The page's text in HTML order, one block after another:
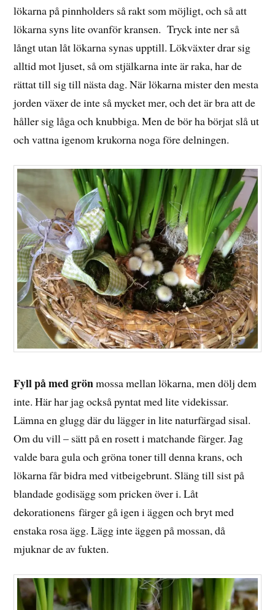
lökarna på pinnholders så rakt som möjligt, och så att
lökarna syns lite ovanför kransen. Tryck inte ner så
långt utan låt lökarna synas upptill. Lökväxter drar sig
alltid mot ljuset, så om stjälkarna inte är raka, har de
rättat till sig till nästa dag. När lökarna mister den mesta
jorden växer de inte så mycket mer, och det är bra att de
håller sig låga och knubbiga. Men de bör ha börjat slå ut
och vattna igenom krukorna noga före delningen.
Fyll på med grönmossa mellan lökarna, men dölj dem
inte. Här har jag också pyntat med lite videkissar.
Lämna en glugg där du lägger in lite naturfärgad sisal.
Om du vill – sätt på en rosett i matchande färger. Jag
valde bara gula och gröna toner till denna krans, och
lökarna får bidra med vitbeigebrunt. Släng till sist på
blandade godisägg som pricken över i. Låt
dekorationens färger gå igen i äggen och bryt med
enstaka rosa ägg. Lägg inte äggen på mossan, då
mjuknar de av fukten.